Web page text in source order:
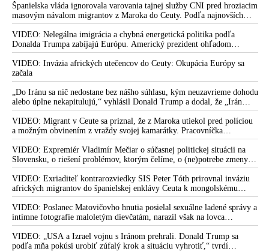
Španielska vláda ignorovala varovania tajnej služby CNI pred hroziacim
masovým návalom migrantov z Maroka do Ceuty. Podľa najnovších
správ preniklo do tejto španielskej exklávy na severe Afriky vyše 70-
tisíc migrantov
VIDEO: Nelegálna imigrácia a chybná energetická politika podľa
Donalda Trumpa zabíjajú Európu. Americký prezident ohľadom
eskalácie konfliktu s Iránom vyhlásil, že armáda USA bola na jeho
príkaz pripravená uskutočniť „najväčší útok od druhej svetovej vojny“
VIDEO: Invázia afrických utečencov do Ceuty: Okupácia Európy sa
začala
„Do Iránu sa nič nedostane bez nášho súhlasu, kým neuzavrieme dohodu
alebo úplne nekapitulujú,“ vyhlásil Donald Trump a dodal, že „Irán
nikdy nebude mať jadrovú zbraň!“
VIDEO: Migrant v Ceute sa priznal, že z Maroka utiekol pred políciou
a možným obvinením z vraždy svojej kamarátky. Pracovníčka
migračného centra v Ceute medzitým potvrdila, že väčšina utečencov v
meste pochádza zo subsaharskej Afriky, ale taktiež z Bangladéša a
Jemenu
VIDEO: Expremiér Vladimír Mečiar o súčasnej politickej situácii na
Slovensku, o riešení problémov, ktorým čelíme, o (ne)potrebe zmeny
volebného systému, ale aj o meniacom sa svetovom poriadku a
postavení našej vlasti v ňom
VIDEO: Exriaditeľ kontrarozviedky SIS Peter Tóth prirovnal inváziu
afrických migrantov do španielskej enklávy Ceuta k mongolskému
vpádu do strednej Európy, ku ktorému došlo v 13. storočí
VIDEO: Poslanec Matovičovho hnutia posielal sexuálne ladené správy a
intímne fotografie maloletým dievčatám, narazil však na lovca
pedofilov
VIDEO: „USA a Izrael vojnu s Iránom prehrali. Donald Trump sa
podľa mňa pokúsi urobiť zúfalý krok a situáciu vyhrotiť,“ tvrdí